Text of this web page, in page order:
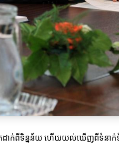
ដាក់ពីទិន្នន័យ ហើយយល់ឃើញពីទំនា